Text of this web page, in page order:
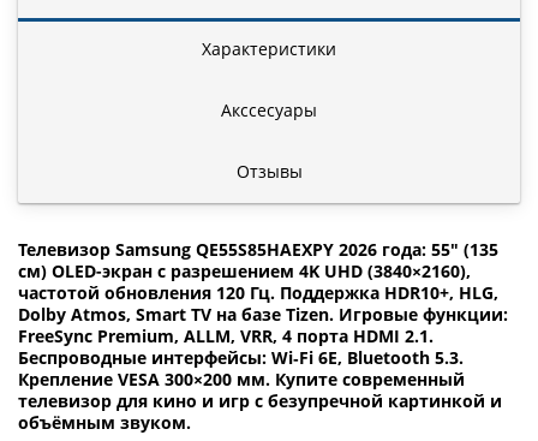
Характеристики
Акссесуары
Отзывы
Телевизор Samsung QE55S85HAEXPY 2026 года: 55″ (135
см) OLED-экран с разрешением 4K UHD (3840×2160),
частотой обновления 120 Гц. Поддержка HDR10+, HLG,
Dolby Atmos, Smart TV на базе Tizen. Игровые функции:
FreeSync Premium, ALLM, VRR, 4 порта HDMI 2.1.
Беспроводные интерфейсы: Wi‑Fi 6E, Bluetooth 5.3.
Крепление VESA 300×200 мм. Купите современный
телевизор для кино и игр с безупречной картинкой и
объёмным звуком.